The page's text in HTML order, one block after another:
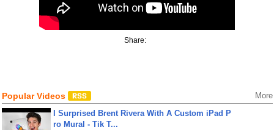
Share:
Popular Videos More
I Surprised Brent Rivera With A Custom iPad P
ro Mural - Tik T...